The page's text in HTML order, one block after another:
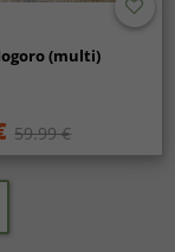
(multi)
59.99 €